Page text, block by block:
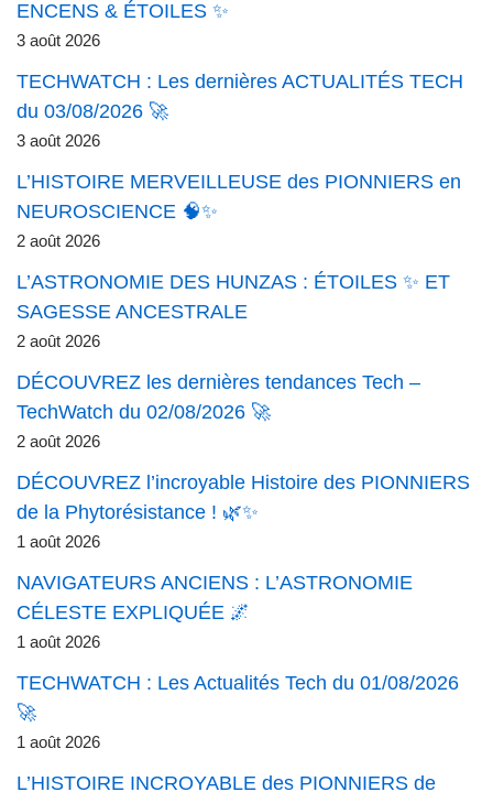
ENCENS & ÉTOILES ✨
3 août 2026
TECHWATCH : Les dernières ACTUALITÉS TECH
du 03/08/2026 🚀
3 août 2026
L’HISTOIRE MERVEILLEUSE des PIONNIERS en
NEUROSCIENCE 🧠✨
2 août 2026
L’ASTRONOMIE DES HUNZAS : ÉTOILES ✨ ET
SAGESSE ANCESTRALE
2 août 2026
DÉCOUVREZ les dernières tendances Tech –
TechWatch du 02/08/2026 🚀
2 août 2026
DÉCOUVREZ l’incroyable Histoire des PIONNIERS
de la Phytorésistance ! 🌿✨
1 août 2026
NAVIGATEURS ANCIENS : L’ASTRONOMIE
CÉLESTE EXPLIQUÉE 🌌
1 août 2026
TECHWATCH : Les Actualités Tech du 01/08/2026
🚀
1 août 2026
L’HISTOIRE INCROYABLE des PIONNIERS de